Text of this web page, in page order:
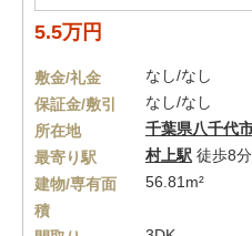
5.5万円
敷金/礼金
なし/なし
保証金/敷引
なし/なし
所在地
千葉県八千代
最寄り駅
村上駅 徒歩8分
建物/専有面
積
56.81m²